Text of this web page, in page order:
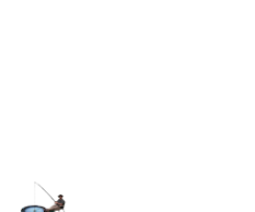
Hintergrundinformationen